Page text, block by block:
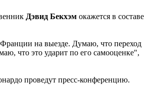
Дэвид Бекхэм окажется в составе
на выезде. Думаю, что переход
что это ударит по его самооценке",
проведут пресс-конференцию.